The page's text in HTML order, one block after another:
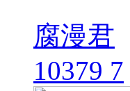
腐漫君
10379 7